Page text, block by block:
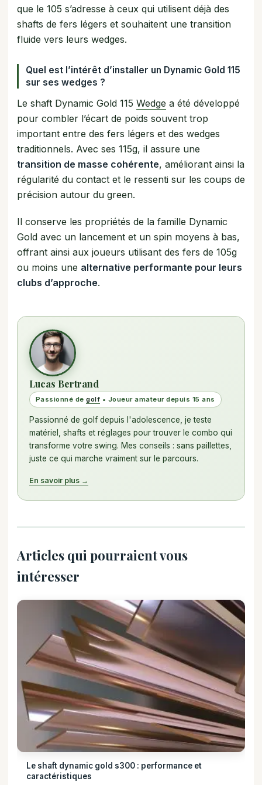
que le 105 s’adresse à ceux qui utilisent déjà des
shafts de fers légers et souhaitent une transition
fluide vers leurs wedges.
Quel est l’intérêt d’installer un Dynamic Gold 115
sur ses wedges ?
Le shaft Dynamic Gold 115 Wedge a été développé
pour combler l’écart de poids souvent trop
important entre des fers légers et des wedges
traditionnels. Avec ses 115g, il assure une
transition de masse cohérente, améliorant ainsi la
régularité du contact et le ressenti sur les coups de
précision autour du green.
Il conserve les propriétés de la famille Dynamic
Gold avec un lancement et un spin moyens à bas,
offrant ainsi aux joueurs utilisant des fers de 105g
ou moins une alternative performante pour leurs
clubs d’approche.
Lucas Bertrand
Passionné degolf • Joueur amateur depuis 15 ans
Passionné de golf depuis l'adolescence, je teste
matériel, shafts et réglages pour trouver le combo qui
transforme votre swing. Mes conseils : sans paillettes,
juste ce qui marche vraiment sur le parcours.
En savoir plus →
Articles qui pourraient vous
intéresser
Le shaft dynamic gold s300 : performance et
caractéristiques